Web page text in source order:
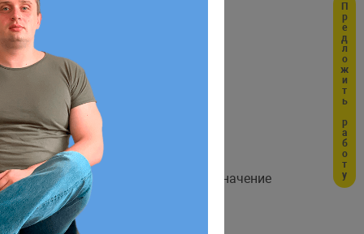
ничего не передано, то будет
можно найти максимальное значение
ответ
с учетом
Предложить работу